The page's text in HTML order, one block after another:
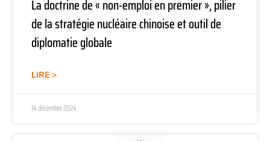
La doctrine de « non-emploi en premier », pilier
de la stratégie nucléaire chinoise et outil de
diplomatie globale
LIRE >
14 décembre 2024